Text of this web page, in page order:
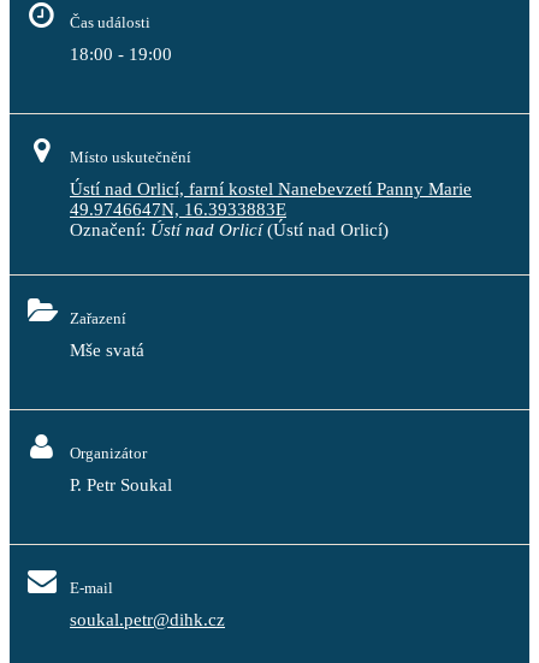
Čas události
18:00 - 19:00
Místo uskutečnění
Ústí nad Orlicí, farní kostel Nanebevzetí Panny Marie
49.9746647N, 16.3933883E
Označení: Ústí nad Orlicí(Ústí nad Orlicí)
Zařazení
Mše svatá
Organizátor
P. Petr Soukal
E-mail
soukal.petr@dihk.cz